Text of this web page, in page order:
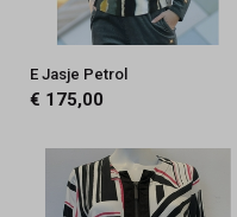
E Jasje Petrol
€ 175,00